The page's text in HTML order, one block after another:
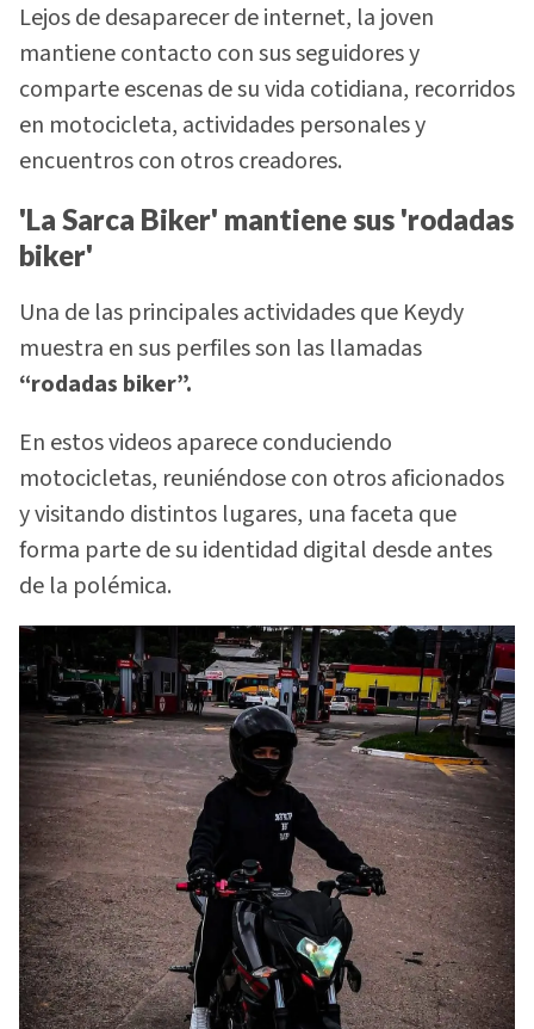
Lejos de desaparecer de internet, la joven
mantiene contacto con sus seguidores y
comparte escenas de su vida cotidiana, recorridos
en motocicleta, actividades personales y
encuentros con otros creadores.
'La Sarca Biker' mantiene sus 'rodadas
biker'
Una de las principales actividades que Keydy
muestra en sus perfiles son las llamadas
“rodadas biker”.
En estos videos aparece conduciendo
motocicletas, reuniéndose con otros aficionados
y visitando distintos lugares, una faceta que
forma parte de su identidad digital desde antes
de la polémica.